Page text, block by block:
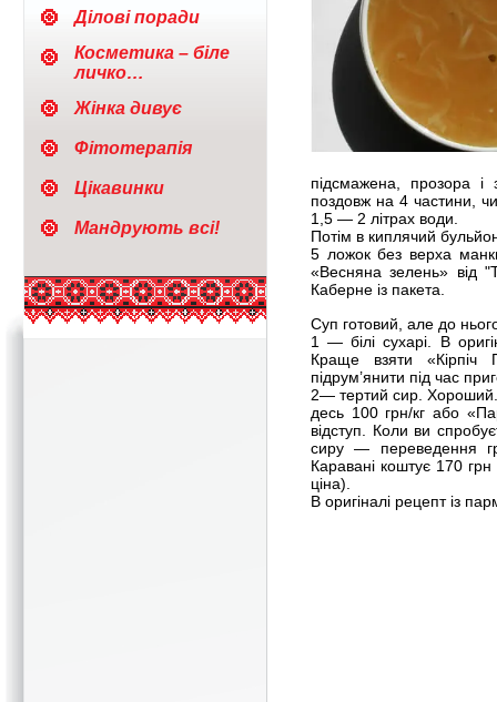
Ділові поради
Косметика – біле
личко…
Жінка дивує
Фітотерапія
Цікавинки
Мандрують всі!
підсмажена, прозора і
поздовж на 4 частини,
1,5 — 2 літрах води.
Потім в киплячий
5 ложок без верха
«Весняна зелень» від
Каберне із пакета.
Суп готовий, але до
1 — білі сухарі. В
Краще взяти «Кірпіч
підрум’янити під час
2— тертий сир.
десь 100 грн/кг або
відступ. Коли ви
сиру — переведення
Каравані коштує 170
ціна).
В оригіналі рецепт із